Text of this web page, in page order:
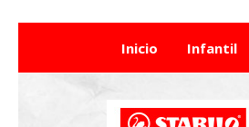
Inicio Infantil